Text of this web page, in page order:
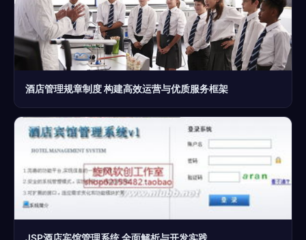
酒店管理规章制度 构建高效运营与优质服务框架
JSP酒店宾馆管理系统 全面解析与开发实践